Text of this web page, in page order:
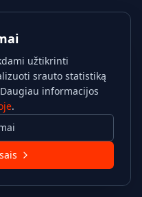
užtikrinti
srauto statistiką
informacijos
.